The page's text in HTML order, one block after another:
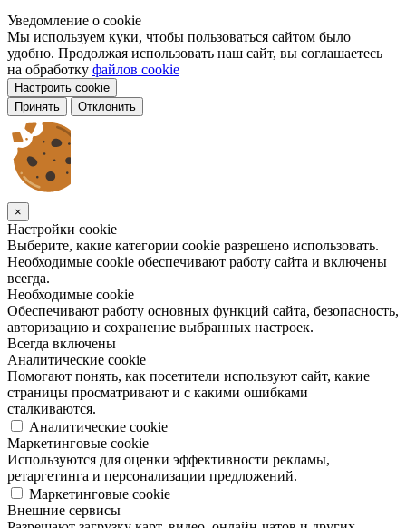
Уведомление о cookie
Мы используем куки, чтобы пользоваться сайтом было
удобно. Продолжая использовать наш сайт, вы соглашаетесь
на обработку файлов cookie
Настроить cookie
Принять
Отклонить
×
Настройки cookie
Выберите, какие категории cookie разрешено использовать.
Необходимые cookie обеспечивают работу сайта и включены
всегда.
Необходимые cookie
Обеспечивают работу основных функций сайта, безопасность,
авторизацию и сохранение выбранных настроек.
Всегда включены
Аналитические cookie
Помогают понять, как посетители используют сайт, какие
страницы просматривают и с какими ошибками
сталкиваются.
Аналитические cookie
Маркетинговые cookie
Используются для оценки эффективности рекламы,
ретаргетинга и персонализации предложений.
Маркетинговые cookie
Внешние сервисы